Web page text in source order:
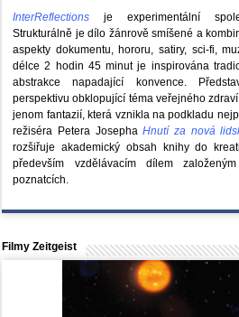
InterReflections je experimentální
Strukturálně je dílo žánrově smíšené a
aspekty dokumentu, hororu, satiry, sci-fi,
délce 2 hodin 45 minut je inspirována
abstrakce napadající konvence.
perspektivu obklopující téma veřejného
jenom fantazií, která vznikla na podkladu
režiséra Petera JosephaHnutí za nová
rozšiřuje akademický obsah knihy do
především vzdělávacím dílem
poznatcích.
Filmy Zeitgeist